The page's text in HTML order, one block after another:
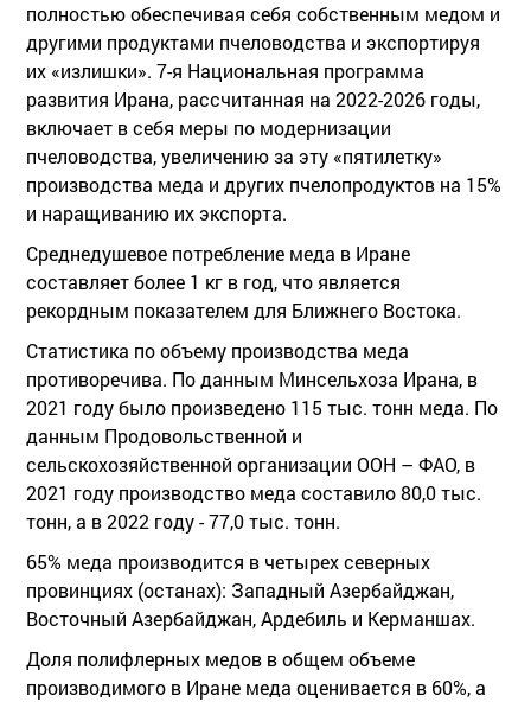
полностью обеспечивая себя собственным медом и
другими продуктами пчеловодства и экспортируя
их «излишки». 7-я Национальная программа
развития Ирана, рассчитанная на 2022-2026 годы,
включает в себя меры по модернизации
пчеловодства, увеличению за эту «пятилетку»
производства меда и других пчелопродуктов на 15%
и наращиванию их экспорта.
Среднедушевое потребление меда в Иране
составляет более 1 кг в год, что является
рекордным показателем для Ближнего Востока.
Статистика по объему производства меда
противоречива. По данным Минсельхоза Ирана, в
2021 году было произведено 115 тыс. тонн меда. По
данным Продовольственной и
сельскохозяйственной организации ООН – ФАО, в
2021 году производство меда составило 80,0 тыс.
тонн, а в 2022 году - 77,0 тыс. тонн.
65% меда производится в четырех северных
провинциях (останах): Западный Азербайджан,
Восточный Азербайджан, Ардебиль и Керманшах.
Доля полифлерных медов в общем объеме
производимого в Иране меда оценивается в 60%, а